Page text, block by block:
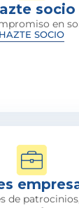
socio
en
HAZTE SOCIO
de